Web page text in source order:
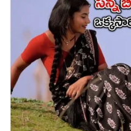
5